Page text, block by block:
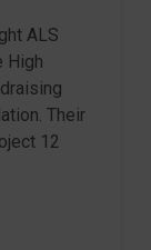
ALS
High
Their
12